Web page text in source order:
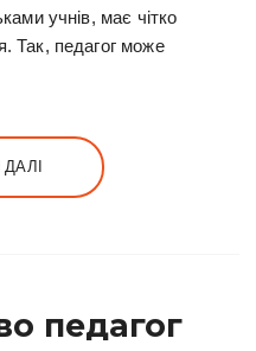
учнів, має чітко
Так, педагог може
педагог